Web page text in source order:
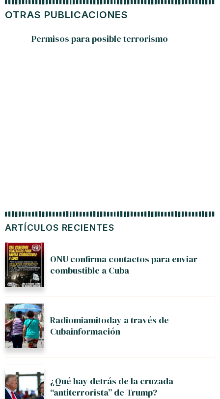
ARTÍCULOS RECIENTES
ONU confirma contactos para enviar
combustible a Cuba
Radiomiamitoday a través de
Cubainformación
¿Qué hay detrás de la cruzada
“antiterrorista” de Trump?
OTRAS PUBLICACIONES
Permisos para posible terrorismo